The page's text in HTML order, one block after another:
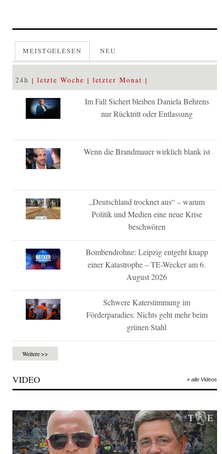
MEISTGELESEN NEU
24h letzte Woche letzter Monat
Im Fall Sichert bleiben Daniela Behrens
nur Rücktritt oder Entlassung
Wenn die Brandmauer wirklich blank ist
„Deutschland trocknet aus“ – warum
Politik und Medien eine neue Krise
beschwören
Bombendrohne: Leipzig entgeht knapp
einer Katastrophe – TE-Wecker am 6.
August 2026
Schwere Katerstimmung im
Förderparadies: Nichts geht mehr beim
grünen Stahl
Weitere >>
VIDEO » alle Videos